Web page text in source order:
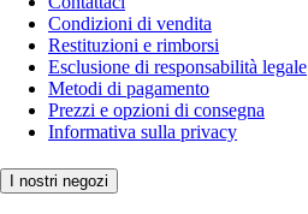
Condizioni di vendita
Restituzioni e rimborsi
Esclusione di responsabilità legale
Metodi di pagamento
Prezzi e opzioni di consegna
Informativa sulla privacy
I nostri negozi